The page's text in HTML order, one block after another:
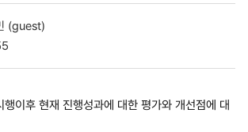
(guest)
이후 현재 진행성과에 대한 평가와 개선점에 대